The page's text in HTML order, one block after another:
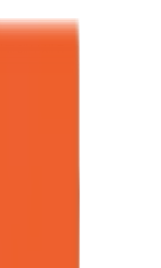
해보세요